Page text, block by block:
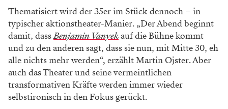
Thematisiert wird der 35er im Stück dennoch – in
typischer aktionstheater-Manier. „Der Abend beginnt
damit, dassBenjamin Vanyekauf die Bühne kommt
und zu den anderen sagt, dass sie nun, mit Mitte 30, eh
alle nichts mehr werden“, erzählt Martin Ojster. Aber
auch das Theater und seine vermeintlichen
transformativen Kräfte werden immer wieder
selbstironisch in den Fokus gerückt.